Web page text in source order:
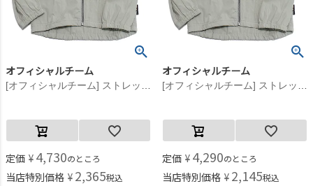
オフィシャルチーム
定価 ¥ 4,730のところ
当店特別価格 ¥ 2,365税込
オフィシャルチーム
定価 ¥ 4,290のところ
当店特別価格 ¥ 2,145税込